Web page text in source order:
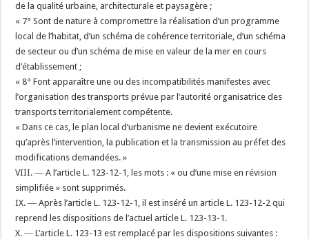
de la qualité urbaine, architecturale et paysagère ;
« 7° Sont de nature à compromettre la réalisation d’un programme
local de l’habitat, d’un schéma de cohérence territoriale, d’un schéma
de secteur ou d’un schéma de mise en valeur de la mer en cours
d’établissement ;
« 8° Font apparaître une ou des incompatibilités manifestes avec
l’organisation des transports prévue par l’autorité organisatrice des
transports territorialement compétente.
« Dans ce cas, le plan local d’urbanisme ne devient exécutoire
qu’après l’intervention, la publication et la transmission au préfet des
modifications demandées. »
VIII. ― A l’article L. 123-12-1, les mots : « ou d’une mise en révision
simplifiée » sont supprimés.
IX. ― Après l’article L. 123-12-1, il est inséré un article L. 123-12-2 qui
reprend les dispositions de l’actuel article L. 123-13-1.
X. ― L’article L. 123-13 est remplacé par les dispositions suivantes :